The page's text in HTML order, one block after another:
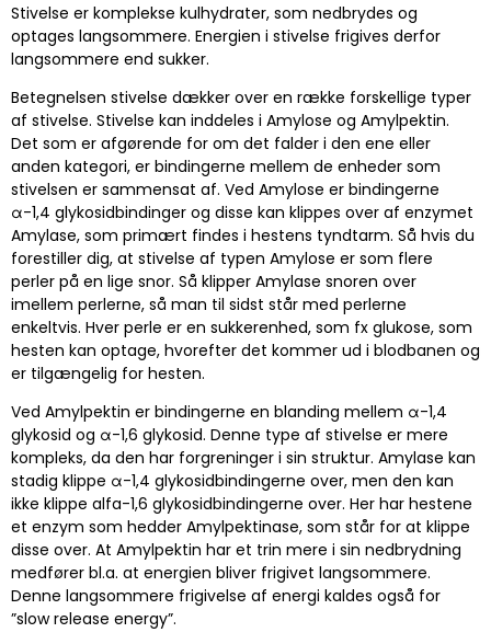
Stivelse er komplekse kulhydrater, som nedbrydes og
optages langsommere. Energien i stivelse frigives derfor
langsommere end sukker.
Betegnelsen stivelse dækker over en række forskellige typer
af stivelse. Stivelse kan inddeles i Amylose og Amylpektin.
Det som er afgørende for om det falder i den ene eller
anden kategori, er bindingerne mellem de enheder som
stivelsen er sammensat af. Ved Amylose er bindingerne
α-1,4 glykosidbindinger og disse kan klippes over af enzymet
Amylase, som primært findes i hestens tyndtarm. Så hvis du
forestiller dig, at stivelse af typen Amylose er som flere
perler på en lige snor. Så klipper Amylase snoren over
imellem perlerne, så man til sidst står med perlerne
enkeltvis. Hver perle er en sukkerenhed, som fx glukose, som
hesten kan optage, hvorefter det kommer ud i blodbanen og
er tilgængelig for hesten.
Ved Amylpektin er bindingerne en blanding mellem α-1,4
glykosid og α-1,6 glykosid. Denne type af stivelse er mere
kompleks, da den har forgreninger i sin struktur. Amylase kan
stadig klippe α-1,4 glykosidbindingerne over, men den kan
ikke klippe alfa-1,6 glykosidbindingerne over. Her har hestene
et enzym som hedder Amylpektinase, som står for at klippe
disse over. At Amylpektin har et trin mere i sin nedbrydning
medfører bl.a. at energien bliver frigivet langsommere.
Denne langsommere frigivelse af energi kaldes også for
”slow release energy”.